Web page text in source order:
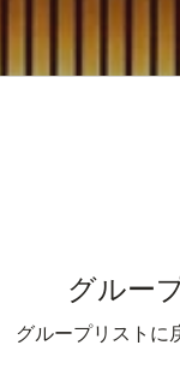
グルー
グループリストに